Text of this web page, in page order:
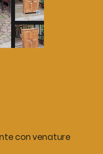
con venature